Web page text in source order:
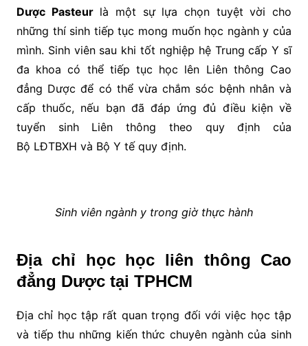
Dược Pasteurlà một sự lựa chọn tuyệt vời cho
những thí sinh tiếp tục mong muốn học ngành y của
mình. Sinh viên sau khi tốt nghiệp hệ Trung cấp Y sĩ
đa khoa có thể tiếp tục học lên Liên thông Cao
đẳng Dược để có thể vừa chắm sóc bệnh nhân và
cấp thuốc, nếu bạn đã đáp ứng đủ điều kiện về
tuyển sinh Liên thông theo quy định của
Bộ LĐTBXH và Bộ Y tế quy định.
Sinh viên ngành y trong giờ thực hành
Địa chỉ học học liên thông Cao
đẳng Dược tại TPHCM
Địa chỉ học tập rất quan trọng đối với việc học tập
và tiếp thu những kiến thức chuyên ngành của sinh